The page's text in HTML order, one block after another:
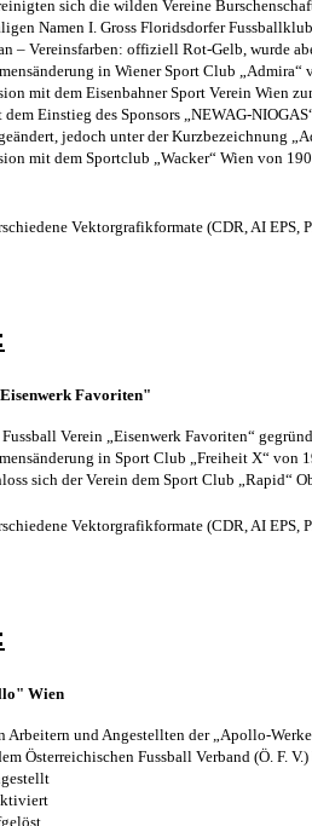
sich die wilden Vereine
Namen I. Gross Floridsdorfer
– Vereinsfarben: offiziell Rot-Gelb, wurde
in Wiener Sport Club
mit dem Eisenbahner Sport Verein Wien
Einstieg des Sponsors „NEWAG-
jedoch unter der Kurzbezeichnung
mit dem Sportclub „Wacker“ Wien von
Vektorgrafikformate (CDR, AI EPS,
Favoriten"
Verein „Eisenwerk Favoriten“
in Sport Club „Freiheit X“ von
sich der Verein dem Sport Club „Rapid“
Vektorgrafikformate (CDR, AI EPS,
Wien
Arbeitern und Angestellten der „Apollo-
Österreichischen Fussball Verband (Ö. F. V.)